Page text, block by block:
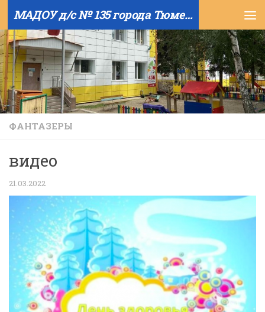
Skip to content МАДОУ д/с № 135 города Тюмени
ФАНТАЗЕРЫ
видео
21.03.2022